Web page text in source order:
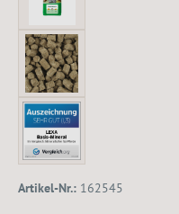
Artikel-Nr.: 162545